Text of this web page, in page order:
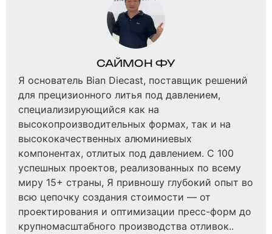
САЙМОН ФУ
Я основатель Bian Diecast, поставщик решений
для прецизионного литья под давлением,
специализирующийся как на
высокопроизводительных формах, так и на
высококачественных алюминиевых
компонентах, отлитых под давлением. С 100
успешных проектов, реализованных по всему
миру 15+ страны, Я привношу глубокий опыт во
всю цепочку создания стоимости — от
проектирования и оптимизации пресс-форм до
крупномасштабного производства отливок..